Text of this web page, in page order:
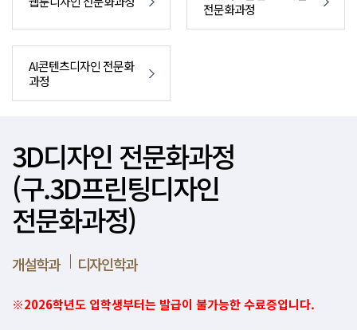
전문화과정
AI콘텐츠디자인 전문화
과정
3D디자인 전문화과정
(구.3D프린팅디자인
전문화과정)
개설학과 디자인학과
※2026학년도 입학생부터는 발급이 불가능한 수료증입니다.